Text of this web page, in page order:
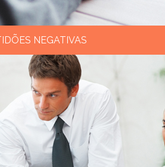
da receita federal, certidões
vários municípios do Brasil.
NEGATIVAS